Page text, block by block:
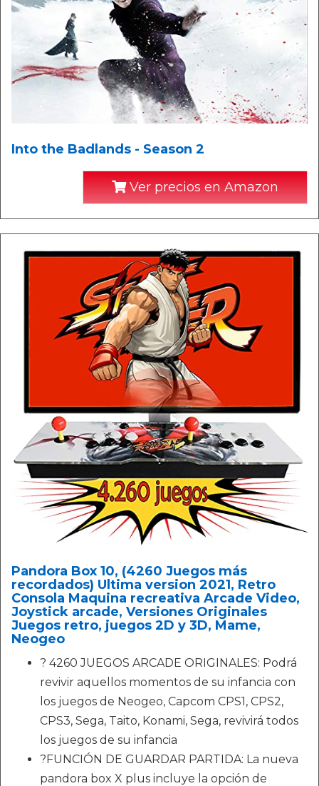
Into the Badlands - Season 2
Ver precios en Amazon
Pandora Box 10, (4260 Juegos más
recordados) Ultima version 2021, Retro
Consola Maquina recreativa Arcade Video,
Joystick arcade, Versiones Originales
Juegos retro, juegos 2D y 3D, Mame,
Neogeo
? 4260 JUEGOS ARCADE ORIGINALES: Podrá
revivir aquellos momentos de su infancia con
los juegos de Neogeo, Capcom CPS1, CPS2,
CPS3, Sega, Taito, Konami, Sega, revivirá todos
los juegos de su infancia
?FUNCIÓN DE GUARDAR PARTIDA: La nueva
pandora box X plus incluye la opción de